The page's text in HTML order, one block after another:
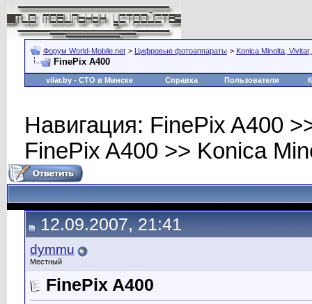
Форум World-Mobile.net > Цифровые фотоаппараты > Konica Minolta,
FinePix A400
vilar.by - СТО в Минске Справка Пользователи
Навигация: FinePix A400
FinePix A400 >> Konica
12.09.2007, 21:41
dymmu
Местный
FinePix A400